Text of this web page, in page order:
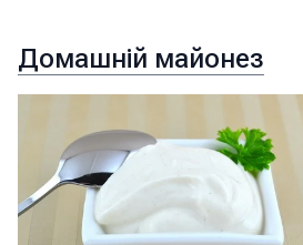
Домашній майонез